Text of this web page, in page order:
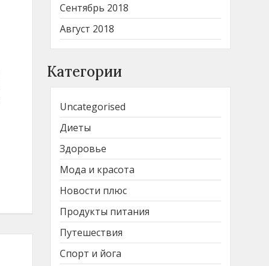
Сентябрь 2018
Август 2018
Категории
Uncategorised
Диеты
Здоровье
Мода и красота
Новости плюс
Продукты питания
Путешествия
Спорт и йога